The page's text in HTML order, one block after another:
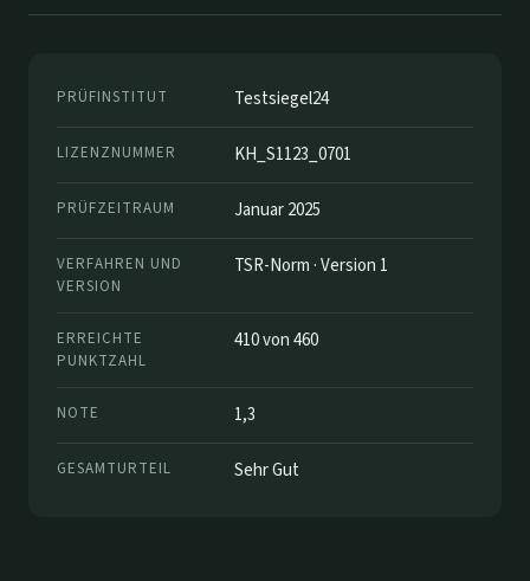
PRÜFINSTITUT Testsiegel24
LIZENZNUMMER KH_S1123_0701
PRÜFZEITRAUM Januar 2025
VERFAHREN UND
VERSION
TSR-Norm · Version 1
ERREICHTE
PUNKTZAHL
410 von 460
NOTE 1,3
GESAMTURTEIL Sehr Gut